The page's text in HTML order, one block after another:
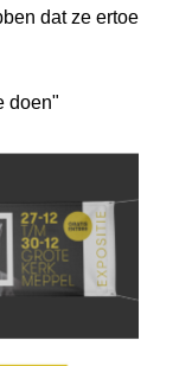
dat ze ertoe
doen"